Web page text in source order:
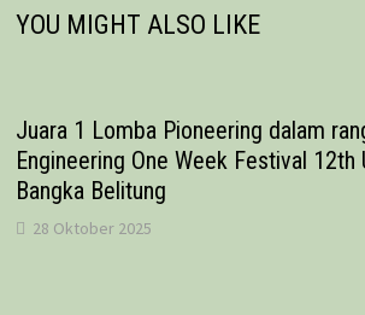
YOU MIGHT ALSO LIKE
Juara 1 Lomba Pioneering dalam
Engineering One Week Festival 12th
Bangka Belitung
28 Oktober 2025